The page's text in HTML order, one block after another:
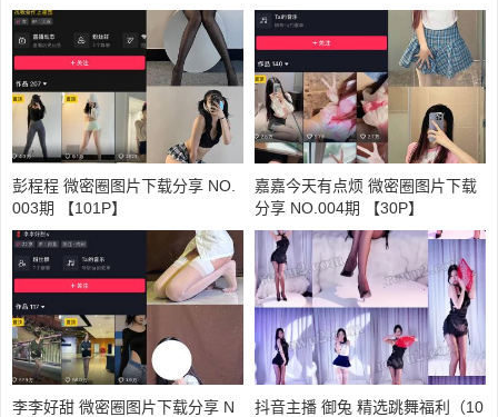
彭程程 微密圈图片下载分享 NO.
003期 【101P】
嘉嘉今天有点烦 微密圈图片下载
分享 NO.004期 【30P】
李李好甜 微密圈图片下载分享 N
抖音主播 御兔 精选跳舞福利（10